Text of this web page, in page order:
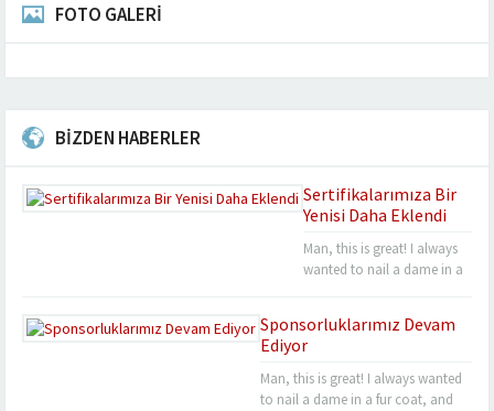
FOTO GALERİ
BİZDEN HABERLER
Sertifikalarımıza Bir
Yenisi Daha Eklendi
Man, this is great! I always
wanted to nail a dame in a
introduce me to one, sir.
One as sexy as you, baby!
Bender out. I never felt so
alive, Bender. Listen, this
Sponsorluklarımız Devam
Ediyor
Man, this is great! I always wanted
to nail a dame in a fur coat, and